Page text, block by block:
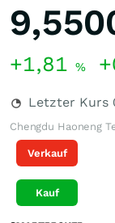
+1,81 %
Letzter Kurs
Chengdu Haoneng
Verkauf
Kauf